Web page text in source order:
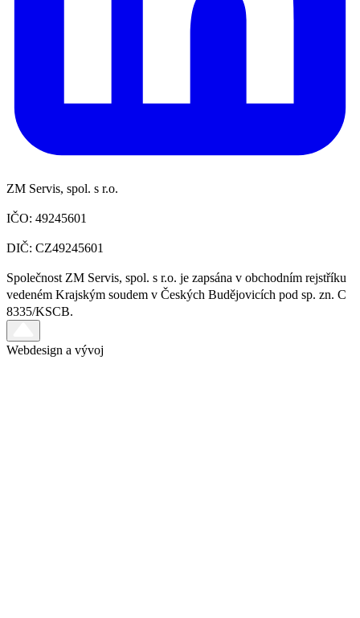
ZM Servis, spol. s r.o.
IČO: 49245601
DIČ: CZ49245601
Společnost ZM Servis, spol. s r.o. je zapsána v obchodním rejstříku
vedeném Krajským soudem v Českých Budějovicích pod sp. zn. C
8335/KSCB.
Webdesign a vývoj